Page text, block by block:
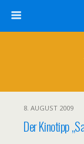
8. AUGUST 2009
Der Kinotipp